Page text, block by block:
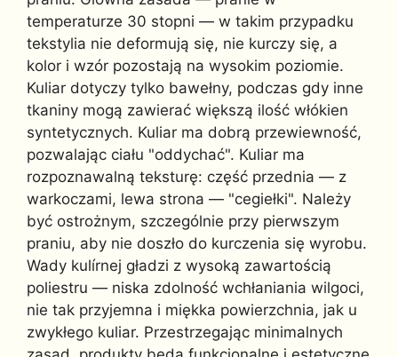
temperaturze 30 stopni — w takim przypadku
tekstylia nie deformują się, nie kurczy się, a
kolor i wzór pozostają na wysokim poziomie.
Kuliar dotyczy tylko bawełny, podczas gdy inne
tkaniny mogą zawierać większą ilość włókien
syntetycznych. Kuliar ma dobrą przewiewność,
pozwalając ciału "oddychać". Kuliar ma
rozpoznawalną teksturę: część przednia — z
warkoczami, lewa strona — "cegiełki". Należy
być ostrożnym, szczególnie przy pierwszym
praniu, aby nie doszło do kurczenia się wyrobu.
Wady kulírnej gładzi z wysoką zawartością
poliestru — niska zdolność wchłaniania wilgoci,
nie tak przyjemna i miękka powierzchnia, jak u
zwykłego kuliar. Przestrzegając minimalnych